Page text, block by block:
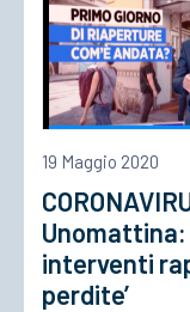
19 Maggio 2020
Unomattina:
interventi
perdite’